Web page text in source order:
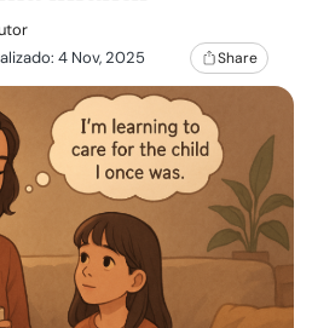
4 Nov, 2025 Share